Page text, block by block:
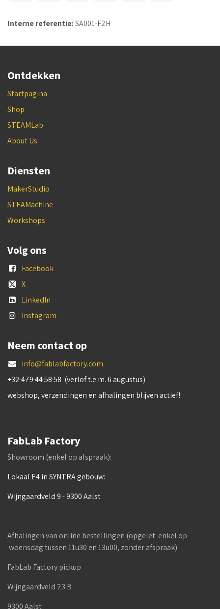
Interne referentie:SA001-F2H
Ontdekken
Startpagina
Shop
STEAMLab
About Us
Diensten
MakerStudio
STEAMachine
Workshops
Volg ons
Facebook
X
LinkedIn
Instagram
Neem contact op
info@fablabfactory.com
+32 479 44 58 58 (verlof t.e.m. 6 augustus)
webshop, verzendingen en afhalingen blijven actief!
FabLab Factory
Showroom (enkel op afspraak):
Lokaal E4 in SYNTRA gebouw:
Wijngaardveld 9 - 9300 Aalst
Afhalingen van online bestellingen (opgelet: enkel op
woensdag tussen 11u30 en 13u00, zonder afspraak)
FabLab Factory pickup
Wijngaardveld 23 B
9300 Aalst